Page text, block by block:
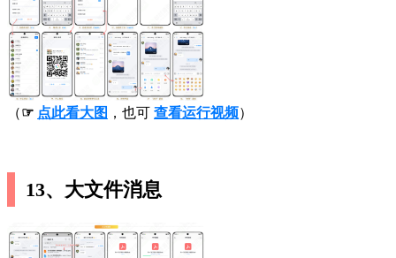
（☞ 点此看大图 ，也可 查看运行视频）
13、大文件消息